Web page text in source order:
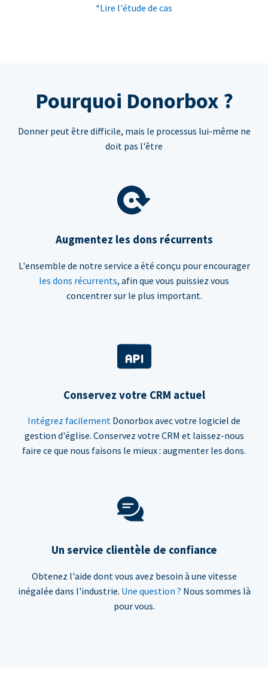
*Lire l'étude de cas
Pourquoi Donorbox ?
Donner peut être difficile, mais le processus lui-même ne
doit pas l'être
Augmentez les dons récurrents
L'ensemble de notre service a été conçu pour encourager
les dons récurrents, afin que vous puissiez vous
concentrer sur le plus important.
Conservez votre CRM actuel
Intégrez facilement Donorbox avec votre logiciel de
gestion d'église. Conservez votre CRM et laissez-nous
faire ce que nous faisons le mieux : augmenter les dons.
Un service clientèle de confiance
Obtenez l'aide dont vous avez besoin à une vitesse
inégalée dans l'industrie. Une question ? Nous sommes là
pour vous.